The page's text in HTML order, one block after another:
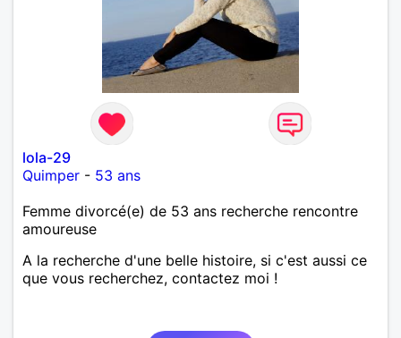
lola-29
Quimper - 53 ans
Femme divorcé(e) de 53 ans recherche rencontre
amoureuse
A la recherche d'une belle histoire, si c'est aussi ce
que vous recherchez, contactez moi !